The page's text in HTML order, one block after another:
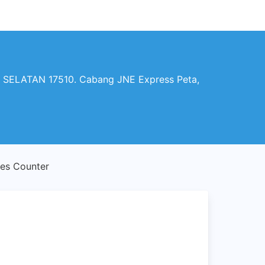
17510. Cabang JNE Express Peta,
Counter